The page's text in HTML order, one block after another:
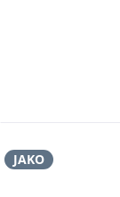
JAKO